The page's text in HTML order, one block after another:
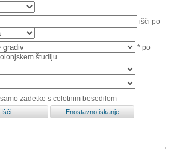
išči po
* po
študiju
zadetke s celotnim besedilom